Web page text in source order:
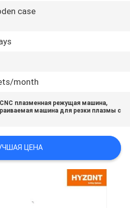
case
month
CNC плазменная режущая машина,
машина для резки плазмы с
ЦЕНА